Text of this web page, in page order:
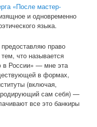
«После мастер-
и одновременно
языка.
право
что называется
в России» — мне эта
в формах,
(включая,
сам себя) —
все это банкиры